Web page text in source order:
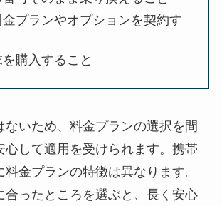
プランやオプションを契約す
購入すること
ないため、料金プランの選択を間
心して適用を受けられます。携帯
金プランの特徴は異なります。
合ったところを選ぶと、長く安心